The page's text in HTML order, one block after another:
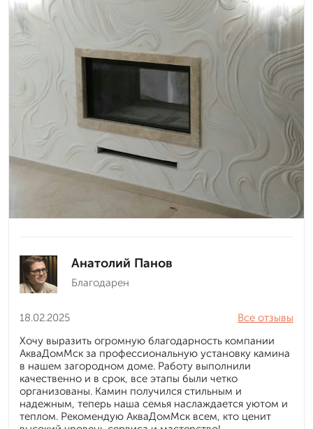
Анатолий Панов
Благодарен
18.02.2025
Все отзывы
Хочу выразить огромную благодарность компании
АкваДомМск за профессиональную установку камина
в нашем загородном доме. Работу выполнили
качественно и в срок, все этапы были четко
организованы. Камин получился стильным и
надежным, теперь наша семья наслаждается уютом и
теплом. Рекомендую АкваДомМск всем, кто ценит